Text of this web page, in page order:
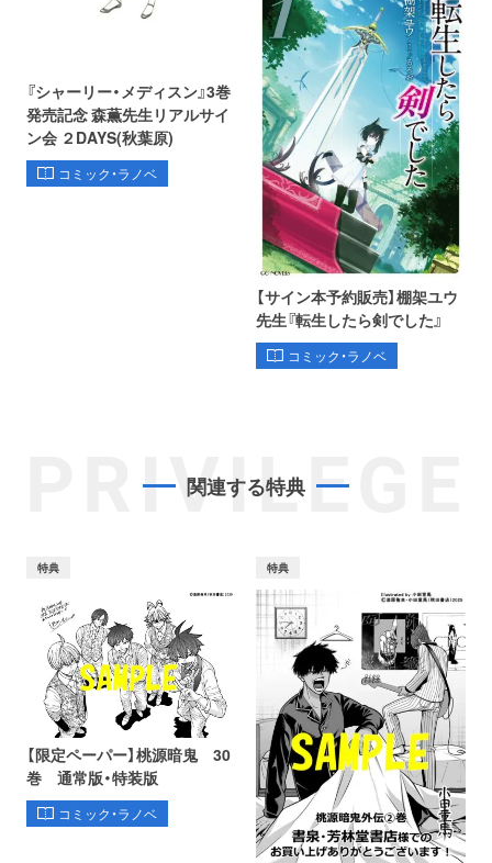
『シャーリー・メディスン』3巻
発売記念 森薫先生リアルサイ
ン会 ２DAYS(秋葉原)
コミック・ラノベ
【サイン本予約販売】棚架ユウ
先生『転生したら剣でした』
コミック・ラノベ
PRIVILEGE
関連する特典
特典
【限定ペーパー】桃源暗鬼 30
巻 通常版・特装版
コミック・ラノベ
特典